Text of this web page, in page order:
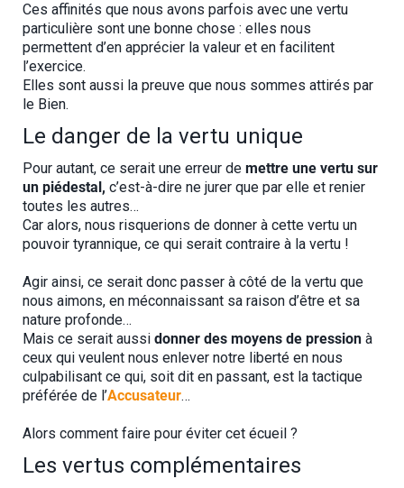
Ces affinités que nous avons parfois avec une vertu
particulière sont une bonne chose : elles nous
permettent d’en apprécier la valeur et en facilitent
l’exercice.
Elles sont aussi la preuve que nous sommes attirés par
le Bien.
Le danger de la vertu unique
Pour autant, ce serait une erreur de mettre une vertu sur
un piédestal, c’est-à-dire ne jurer que par elle et renier
toutes les autres…
Car alors, nous risquerions de donner à cette vertu un
pouvoir tyrannique, ce qui serait contraire à la vertu !
Agir ainsi, ce serait donc passer à côté de la vertu que
nous aimons, en méconnaissant sa raison d’être et sa
nature profonde…
Mais ce serait aussi donner des moyens de pression à
ceux qui veulent nous enlever notre liberté en nous
culpabilisant ce qui, soit dit en passant, est la tactique
préférée de l’Accusateur…
Alors comment faire pour éviter cet écueil ?
Les vertus complémentaires